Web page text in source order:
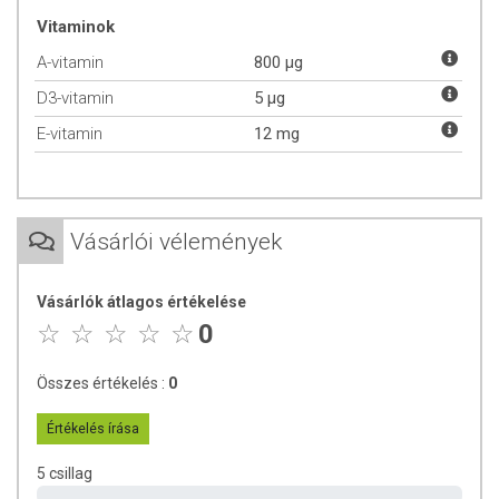
és a látás normál állapotának fenntartásához. Hozzájárul az
immunrendszer normál működéséhez.
D-vitamin: hozzájárul a kalcium és a foszfor normál
felszívódásához. Hozzájárul az egészséges csontozat, fogazat
és az egészséges izomfunkciók fenntartásához. Hozzájárul az
Ajánlott napi adag:5 ml (1 mérőkanál, amit a csomag tartalmaz vagy
1 teáskanál). A terméket önmagban vagy turmixokba, salátára öntve
ajánljuk fogyasztásra.
ÖSSZETÉTEL
Artemisinin: 60 mg
E-vitamin: 12 mg
Klorofill: 1 mg
Vitaminok
A-vitamin
800 µg
D3-vitamin
5 µg
E-vitamin
12 mg
Vásárlói vélemények
Vásárlók átlagos értékelése
0
Összes értékelés : 0
Értékelés írása
5 csillag